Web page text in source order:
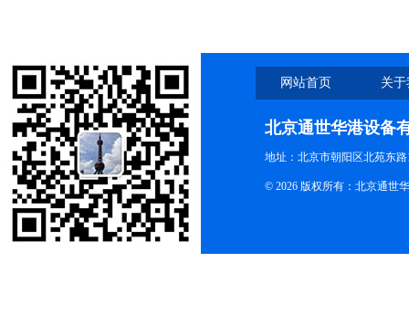
网站首页 关
北京通世华港设备
地址：北京市朝阳区北苑东路
© 2026 版权所有：北京通世